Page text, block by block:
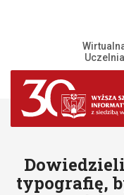
Uczelnia
typografię,